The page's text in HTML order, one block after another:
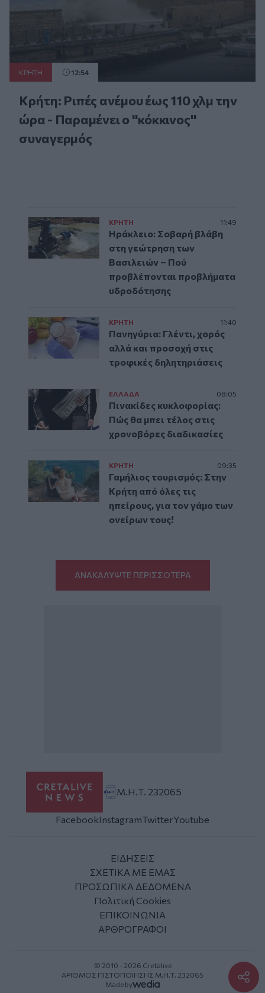
ΚΡΗΤΗ 12:54
Κρήτη: Ριπές ανέμου έως 110 χλμ την
ώρα - Παραμένει ο "κόκκινος"
συναγερμός
ΚΡΗΤΗ 11:49
Ηράκλειο: Σοβαρή βλάβη
στη γεώτρηση των
Βασιλειών – Πού
προβλέπονται προβλήματα
υδροδότησης
ΚΡΗΤΗ 11:40
Πανηγύρια: Γλέντι, χορός
αλλά και προσοχή στις
τροφικές δηλητηριάσεις
ΕΛΛAΔΑ 08:05
Πινακίδες κυκλοφορίας:
Πώς θα μπει τέλος στις
χρονοβόρες διαδικασίες
ΚΡΗΤΗ 09:35
Γαμήλιος τουρισμός: Στην
Κρήτη από όλες τις
ηπείρους, για τον γάμο των
ονείρων τους!
ΑΝΑΚΑΛΥΨΤΕ ΠΕΡΙΣΣΟΤΕΡΑ
Μ.Η.Τ. 232065
FacebookInstagramTwitterYoutube
ΕΙΔΗΣΕΙΣ
ΣΧΕΤΙΚΑ ΜΕ ΕΜΑΣ
ΠΡΟΣΩΠΙΚΑ ΔΕΔΟΜΕΝΑ
Πολιτική Cookies
ΕΠΙΚΟΙΝΩΝΙΑ
ΑΡΘΡΟΓΡΑΦΟΙ
© 2010 - 2026 Cretalive
ΑΡΙΘΜΟΣ ΠΙΣΤΟΠΟΙΗΣΗΣ Μ.Η.Τ. 232065
Made by